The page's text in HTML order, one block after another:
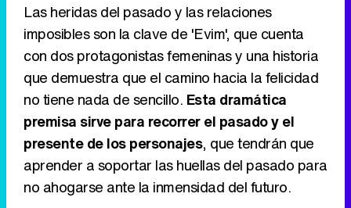
Las heridas del pasado y las relaciones
imposibles son la clave de 'Evim', que cuenta
con dos protagonistas femeninas y una historia
que demuestra que el camino hacia la felicidad
no tiene nada de sencillo. Esta dramática
premisa sirve para recorrer el pasado y el
presente de los personajes, que tendrán que
aprender a soportar las huellas del pasado para
no ahogarse ante la inmensidad del futuro.